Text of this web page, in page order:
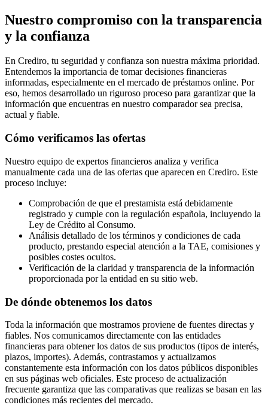
Nuestro compromiso con la transparencia
y la confianza
En Crediro, tu seguridad y confianza son nuestra máxima prioridad.
Entendemos la importancia de tomar decisiones financieras
informadas, especialmente en el mercado de préstamos online. Por
eso, hemos desarrollado un riguroso proceso para garantizar que la
información que encuentras en nuestro comparador sea precisa,
actual y fiable.
Cómo verificamos las ofertas
Nuestro equipo de expertos financieros analiza y verifica
manualmente cada una de las ofertas que aparecen en Crediro. Este
proceso incluye:
Comprobación de que el prestamista está debidamente
registrado y cumple con la regulación española, incluyendo la
Ley de Crédito al Consumo.
Análisis detallado de los términos y condiciones de cada
producto, prestando especial atención a la TAE, comisiones y
posibles costes ocultos.
Verificación de la claridad y transparencia de la información
proporcionada por la entidad en su sitio web.
De dónde obtenemos los datos
Toda la información que mostramos proviene de fuentes directas y
fiables. Nos comunicamos directamente con las entidades
financieras para obtener los datos de sus productos (tipos de interés,
plazos, importes). Además, contrastamos y actualizamos
constantemente esta información con los datos públicos disponibles
en sus páginas web oficiales. Este proceso de actualización
frecuente garantiza que las comparativas que realizas se basan en las
condiciones más recientes del mercado.